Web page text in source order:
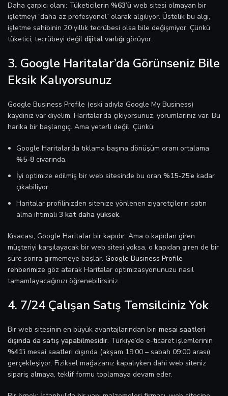
Daha çarpıcı olanı: Tüketicilerin %63’ü web sitesi olmayan bir
işletmeyi “daha az profesyonel” olarak algılıyor. Üstelik bu algı,
işletme sahibinin 20 yıllık tecrübesi olsa bile değişmiyor. Çünkü
tüketici, tecrübeyi değil dijital varlığı görüyor.
3. Google Haritalar’da Görünseniz Bile
Eksik Kalıyorsunuz
Google Business Profile (eski adıyla Google My Business)
kaydınız var diyelim. Haritalar’da çıkıyorsunuz, yorumlarınız var. Bu
harika bir başlangıç. Ama yeterli değil. Çünkü:
Google Haritalar’da tıklama başına dönüşüm oranı ortalama
%5-8 civarında.
İyi optimize edilmiş bir web sitesinde bu oran %15-25’e kadar
çıkabiliyor.
Haritalar profilinizden sitenize yönlenen ziyaretçilerin satın
alma ihtimali 3 kat daha yüksek.
Kısacası, Google Haritalar bir kapıdır. Ama o kapıdan giren
müşteriyi karşılayacak bir web sitesi yoksa, o kapıdan giren de bir
süre sonra girmemeye başlar. Google Business Profile
rehberimize göz atarak Haritalar optimizasyonunuzu nasıl
tamamlayacağınızı öğrenebilirsiniz.
4. 7/24 Çalışan Satış Temsilciniz Yok
Bir web sitesinin en büyük avantajlarından biri mesai saatleri
dışında da satış yapabilmesidir. Türkiye’de e-ticaret işlemlerinin
%41’i mesai saatleri dışında (akşam 19:00 – sabah 09:00 arası)
gerçekleşiyor. Fiziksel mağazanız kapalıyken dahi web siteniz
sipariş almaya, teklif formu toplamaya devam eder.